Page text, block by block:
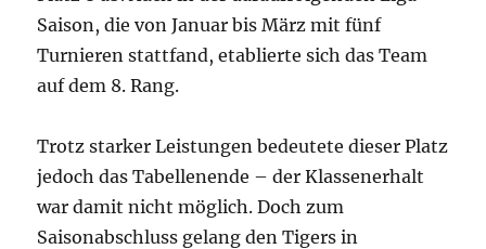
Saison, die von Januar bis März mit fünf
Turnieren stattfand, etablierte sich das Team
auf dem 8. Rang.
Trotz starker Leistungen bedeutete dieser Platz
jedoch das Tabellenende – der Klassenerhalt
war damit nicht möglich. Doch zum
Saisonabschluss gelang den Tigers in